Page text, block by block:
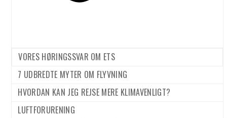
VORES HØRINGSSVAR OM ETS
7 UDBREDTE MYTER OM FLYVNING
HVORDAN KAN JEG REJSE MERE KLIMAVENLIGT?
LUFTFORURENING
om fly og
klima er
kommet for
at blive
april 2019